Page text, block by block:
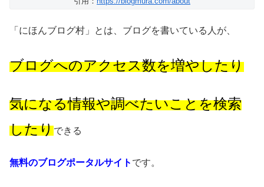
「にほんブログ村」とは、ブログを書いている人が、
ブログへのアクセス数を増やしたり
気になる情報や調べたいことを検索
したりできる
無料のブログポータルサイト です。